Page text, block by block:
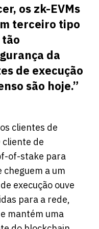
os zk-EVMs
terceiro tipo
da
de execução
são hoje.”
clientes de
cliente de
of-stake para
a um
execução ouve
para a rede,
mantém uma